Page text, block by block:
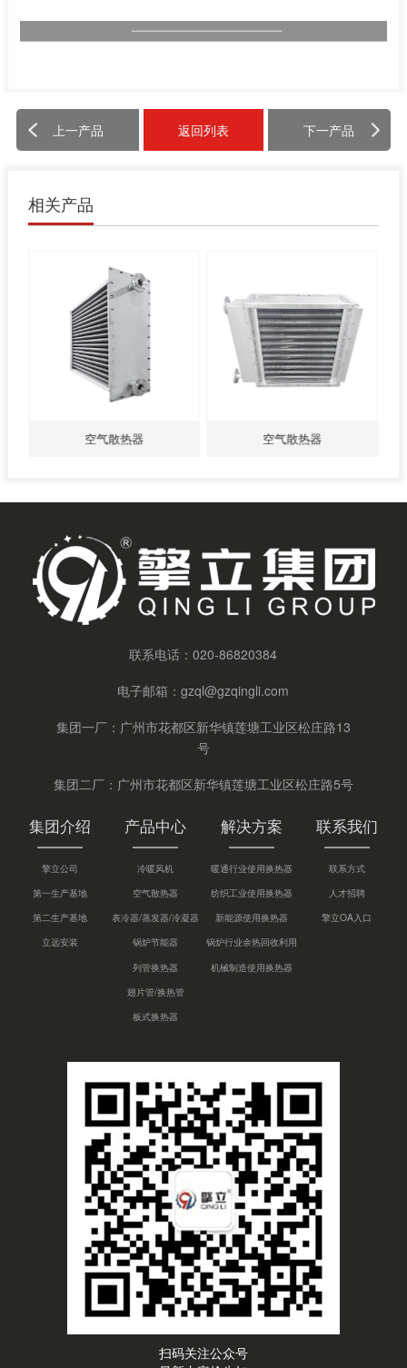
上一产品 返回列表 下一产品
相关产品
空气散热器 空气散热器
联系电话：020-86820384
电子邮箱：gzql@gzqingli.com
集团一厂：广州市花都区新华镇莲塘工业区松庄路13
号
集团二厂：广州市花都区新华镇莲塘工业区松庄路5号
集团介绍
擎立公司
第一生产基地
第二生产基地
立远安装
产品中心
冷暖风机
空气散热器
表冷器/蒸发器/冷凝器
锅炉节能器
列管换热器
翅片管/换热管
板式换热器
解决方案
暖通行业使用换热器
纺织工业使用换热器
新能源使用换热器
锅炉行业余热回收利用
机械制造使用换热器
联系我们
联系方式
人才招聘
擎立OA入口
扫码关注公众号